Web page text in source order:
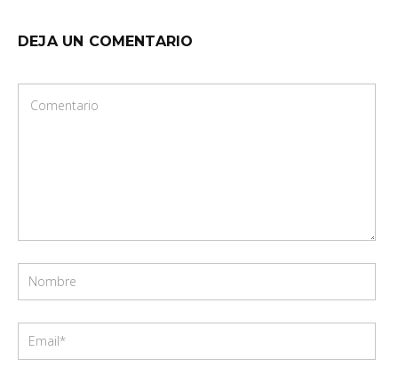
DEJA UN COMENTARIO